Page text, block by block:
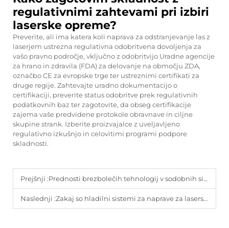
regulativnimi zahtevami pri izbiri
laserske opreme?
Preverite, ali ima katera koli naprava za odstranjevanje las z
laserjem ustrezna regulativna odobritvena dovoljenja za
vašo pravno področje, vključno z odobritvijo Uradne agencije
za hrano in zdravila (FDA) za delovanje na območju ZDA,
označbo CE za evropske trge ter ustreznimi certifikati za
druge regije. Zahtevajte uradno dokumentacijo o
certifikaciji, preverite status odobritve prek regulativnih
podatkovnih baz ter zagotovite, da obseg certifikacije
zajema vaše predvidene protokole obravnave in ciljne
skupine strank. Izberite proizvajalce z uveljavljeno
regulativno izkušnjo in celovitimi programi podpore
skladnosti.
Prejšnji :Prednosti brezbolečih tehnologij v sodobnih sistemih za odstranjevanje las z diodnim laserjem.
Naslednji :Zakaj so hladilni sistemi za naprave za lasersko odstranjevanje las ključni za varnost in udobje pacientov.